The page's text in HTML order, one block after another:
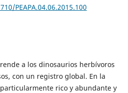
PEAPA.04.06.2015.100
a los dinosaurios herbívoros
con un registro global. En la
rico y abundante y